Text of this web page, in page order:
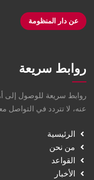
عن دار المنظومة
روابط سريعة
روابط سريعة للوصول إلى
عنه، لا تتردد في التواصل
الرئيسية
من نحن
القواعد
الأخبار